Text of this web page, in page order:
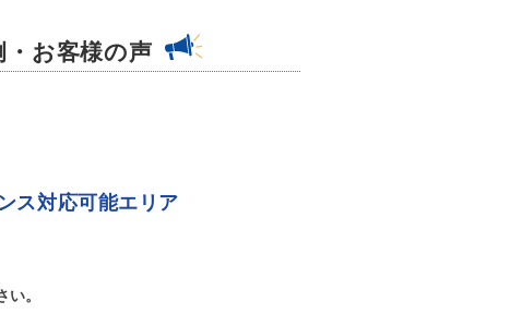
お客様の声
ス対応可能エリア
。